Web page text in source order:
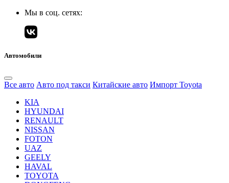
Мы в соц. сетях:
Автомобили
Все авто Авто под такси Китайские авто Импорт Toyota
KIA
HYUNDAI
RENAULT
NISSAN
FOTON
UAZ
GEELY
HAVAL
TOYOTA